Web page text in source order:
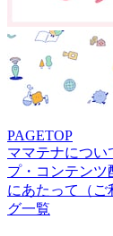
PAGETOP
ママテナについ
プ・コンテンツ
にあたって（ご
グ一覧